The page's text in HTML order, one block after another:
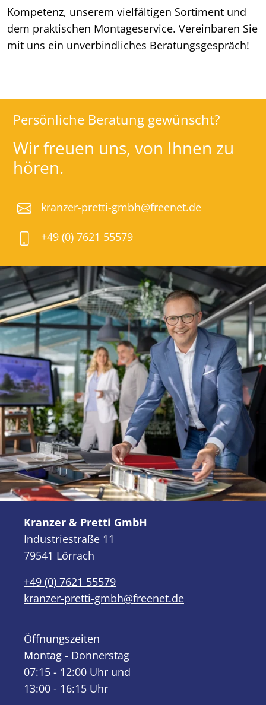
Kompetenz, unserem vielfältigen Sortiment und
dem praktischen Montageservice. Vereinbaren Sie
mit uns ein unverbindliches Beratungsgespräch!
Persönliche Beratung gewünscht?
Wir freuen uns, von Ihnen zu
hören.
kranzer-pretti-gmbh@freenet.de
+49 (0) 7621 55579
Kranzer & Pretti GmbH
Industriestraße 11
79541 Lörrach
+49 (0) 7621 55579
kranzer-pretti-gmbh@freenet.de
Öffnungszeiten
Montag - Donnerstag
07:15 - 12:00 Uhr und
13:00 - 16:15 Uhr